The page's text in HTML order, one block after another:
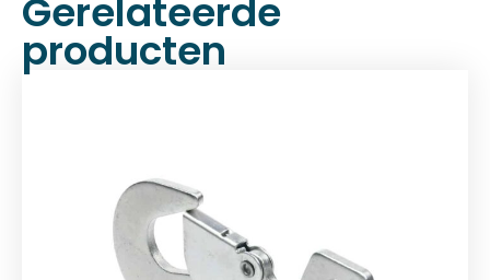
Gerelateerde
producten